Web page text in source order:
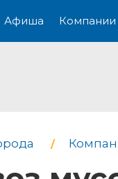
Афиша Компании